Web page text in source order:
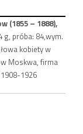
(1855 – 1888),
g, próba: 84,wym.
kobiety w
Moskwa, firma
1926